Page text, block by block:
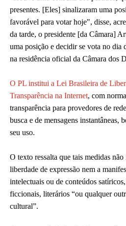
presentes. [Eles] sinalizaram uma
favorável para votar hoje", disse,
da tarde, o presidente [da Câmara]
uma posição e decidir se vota no dia
na residência oficial da Câmara dos
O PL institui a Lei Brasileira de
Transparência na Internet, com
transparência para provedores de
busca e de mensagens instantâneas,
seu uso.
O texto ressalta que tais medidas
liberdade de expressão nem a
intelectuais ou de conteúdos
ficcionais, literários “ou qualquer
cultural”.